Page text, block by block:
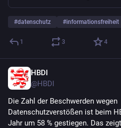
#datenschutz #informationsfreiheit
1 3 4
HBDI
@HBDI
Die Zahl der Beschwerden wegen
Datenschutzverstößen ist beim
Jahr um 58 % gestiegen. Das